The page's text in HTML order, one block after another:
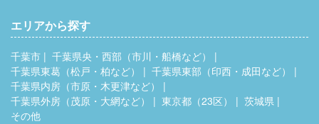
エリアから探す
千葉市
千葉県央・西部（市川・船橋など）
千葉県東葛（松戸・柏など）
千葉県東部（印西・成田など）
千葉県内房（市原・木更津など）
千葉県外房（茂原・大網など）
東京都（23区）
茨城県
その他